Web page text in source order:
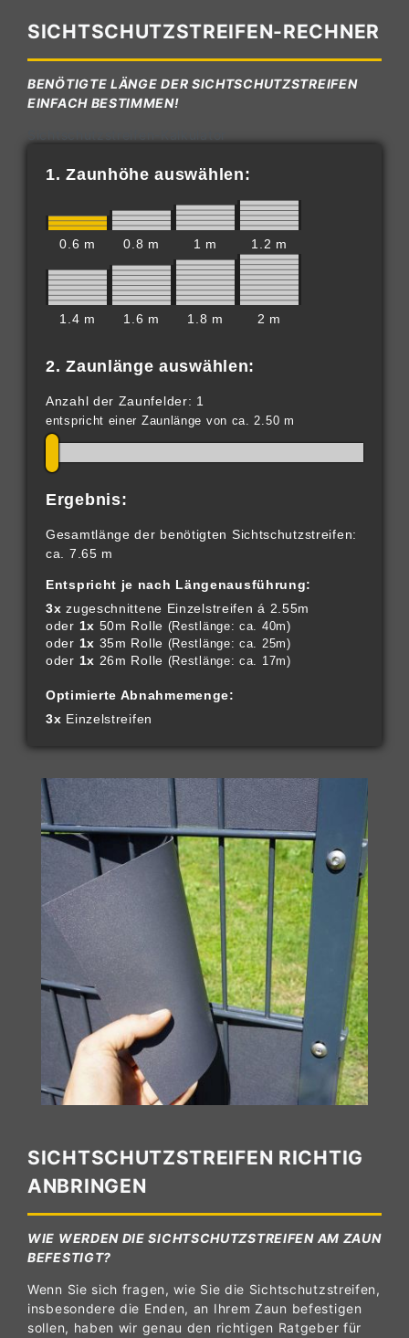
SICHTSCHUTZSTREIFEN-RECHNER
BENÖTIGTE LÄNGE DER SICHTSCHUTZSTREIFEN
EINFACH BESTIMMEN!
1. Zaunhöhe auswählen:
0.6 m 0.8 m 1 m 1.2 m
1.4 m 1.6 m 1.8 m 2 m
2. Zaunlänge auswählen:
Anzahl der Zaunfelder: 1
entspricht einer Zaunlänge von ca. 2.50 m
Ergebnis:
Gesamtlänge der benötigten Sichtschutzstreifen:
ca. 7.65 m
Entspricht je nach Längenausführung:
3x zugeschnittene Einzelstreifen á 2.55m
oder 1x 50m Rolle (Restlänge: ca. 40m)
oder 1x 35m Rolle (Restlänge: ca. 25m)
oder 1x 26m Rolle (Restlänge: ca. 17m)
Optimierte Abnahmemenge:
3x Einzelstreifen
SICHTSCHUTZSTREIFEN RICHTIG
ANBRINGEN
WIE WERDEN DIE SICHTSCHUTZSTREIFEN AM ZAUN
BEFESTIGT?
Wenn Sie sich fragen, wie Sie die Sichtschutzstreifen,
insbesondere die Enden, an Ihrem Zaun befestigen
sollen, haben wir genau den richtigen Ratgeber für